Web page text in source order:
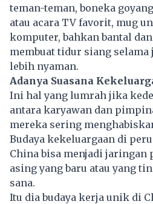
teman-teman, boneka
atau acara TV favorit, mug
komputer, bahkan bantal
membuat tidur siang selama
lebih nyaman.
Adanya Suasana
Ini hal yang lumrah jika
antara karyawan dan
mereka sering
Budaya kekeluargaan di
China bisa menjadi jaringan
asing yang baru atau yang
sana.
Itu dia budaya kerja unik di